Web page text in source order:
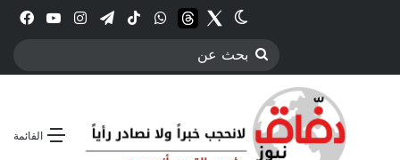
انستقرامتيلقرام‫TikTokواتسابthreadsTwitter
الوضع المظلم
بحث
القائمة